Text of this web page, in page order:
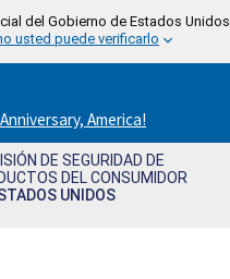
del Gobierno de Estados Unidos
usted puede verificarlo
America!
DE SEGURIDAD DE
DEL CONSUMIDOR
UNIDOS